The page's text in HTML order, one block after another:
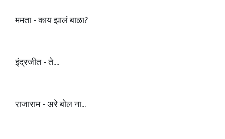
ममता - काय झालं बाळा?
इंद्रजीत - ते....
राजाराम - अरे बोल ना...